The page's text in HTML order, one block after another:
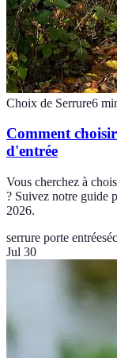
Choix de Serrure6
Comment
d'entrée
Vous cherchez à
? Suivez notre guide
2026.
serrure porte entrée
Jul 30